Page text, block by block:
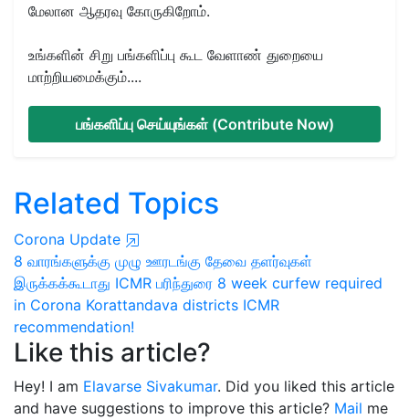
மேலான ஆதரவு கோருகிறோம்.
உங்களின் சிறு பங்களிப்பு கூட வேளாண் துறையை
மாற்றியமைக்கும்....
பங்களிப்பு செய்யுங்கள் (Contribute Now)
Related Topics
Corona Update
8 வாரங்களுக்கு முழு ஊரடங்கு தேவை தளர்வுகள்
இருக்கக்கூடாது ICMR பரிந்துரை 8 week curfew required
in Corona Korattandava districts ICMR
recommendation!
Like this article?
Hey! I am Elavarse Sivakumar. Did you liked this article
and have suggestions to improve this article? Mail me